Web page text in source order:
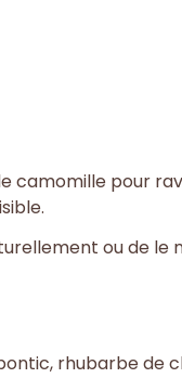
camomille pour
ou de
rhubarbe de